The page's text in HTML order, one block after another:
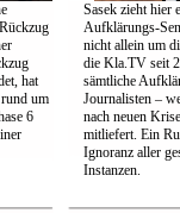
hat
um
6
Sasek zieht hier
Aufklärungs-
nicht allein um
die Kla.TV seit
sämtliche
Journalisten –
nach neuen
mitliefert. Ein
Ignoranz aller
Instanzen.